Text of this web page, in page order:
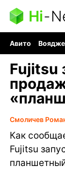
Hi-
Авито
Fujitsu
Смоличев
Как
Fujitsu